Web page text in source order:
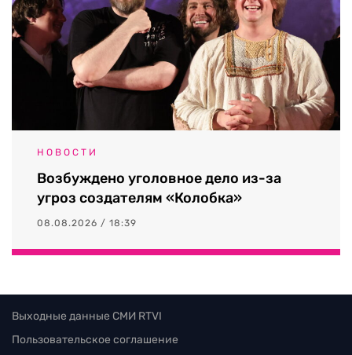
НОВОСТИ
Возбуждено уголовное дело из-за
угроз создателям «Колобка»
08.08.2026 / 18:39
Выходные данные СМИ RTVI
Пользовательское соглашение